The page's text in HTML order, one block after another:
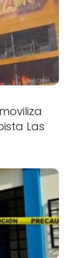
Las